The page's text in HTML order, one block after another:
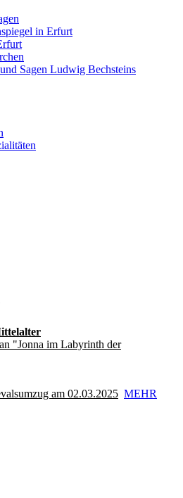
in Erfurt
Sagen Ludwig Bechsteins
"Jonna im Labyrinth der
am 02.03.2025 MEHR